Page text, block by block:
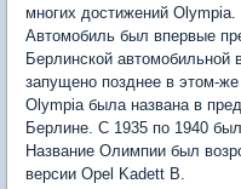
многих достижений Olympia.
Автомобиль был впервые
Берлинской автомобильной
запущено позднее в этом-же
Olympia была названа в
Берлине. С 1935 по 1940
Название Олимпии был
версии Opel Kadett B.